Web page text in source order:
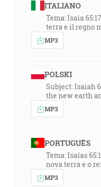
ITALIANO
Tema: Isaia
terra e il regno
MP3
POLSKI
Subject: Isaiah
the new earth
MP3
PORTUGUÊS
Tema: Isaías
nova terra e o
MP3